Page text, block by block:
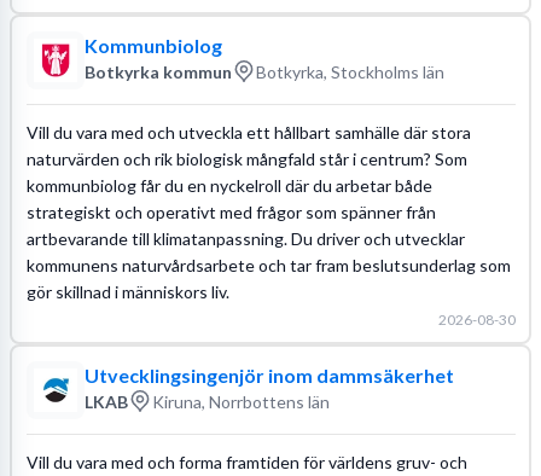
Kommunbiolog
Botkyrka kommun Botkyrka, Stockholms län
Vill du vara med och utveckla ett hållbart samhälle där stora
naturvärden och rik biologisk mångfald står i centrum? Som
kommunbiolog får du en nyckelroll där du arbetar både
strategiskt och operativt med frågor som spänner från
artbevarande till klimatanpassning. Du driver och utvecklar
kommunens naturvårdsarbete och tar fram beslutsunderlag som
gör skillnad i människors liv.
2026-08-30
Utvecklingsingenjör inom dammsäkerhet
LKAB Kiruna, Norrbottens län
Vill du vara med och forma framtiden för världens gruv- och